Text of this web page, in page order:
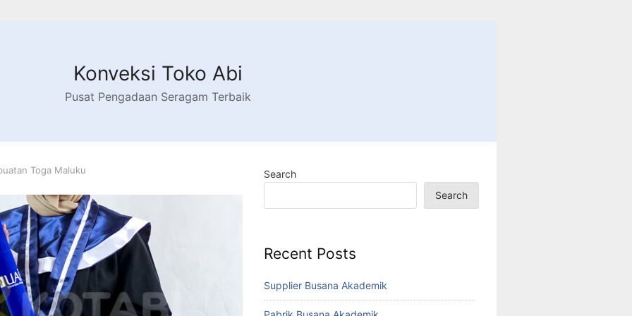
Konveksi Toko Abi
Pusat Pengadaan Seragam Terbaik
Toga Maluku
Search
Search
Recent Posts
Supplier Busana Akademik